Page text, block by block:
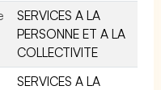
SERVICES A LA
PERSONNE ET A LA
COLLECTIVITE
SERVICES A LA